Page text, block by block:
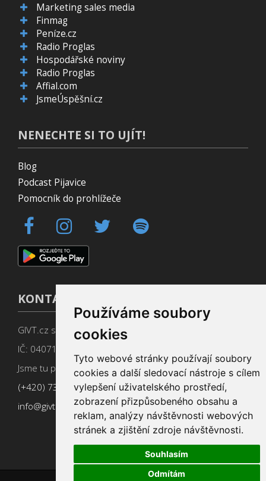
Používáme soubory
cookies
Tyto webové stránky používají soubory
cookies a další sledovací nástroje s cílem
vylepšení uživatelského prostředí,
zobrazení přizpůsobeného obsahu a
reklam, analýzy návštěvnosti webových
stránek a zjištění zdroje návštěvnosti.
Souhlasím
Odmítám
Marketing sales media
Finmag
Peníze.cz
Radio Proglas
Hospodářské noviny
Radio Proglas
Affial.com
JsmeÚspěšní.cz
NENECHTE SI TO UJÍT!
Blog
Podcast Pijavice
Pomocník do prohlížeče
KONTAKT
GIVT.cz s. r. o., Dolní nám. 16, 779 00 Olomouc
IČ: 04071433
Jsme tu pro Vás od 9:00 do 17:00
(+420) 737 266 402
info@givt.cz